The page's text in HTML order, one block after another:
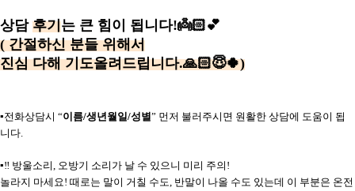
상담 후기는 큰 힘이 됩니다!👼🏻💕
( 간절하신 분들 위해서
진심 다해 기도올려드립니다.🙏🏻😇🍀)
▪️전화상담시 “이름/생년월일/성별 ” 먼저 불러주시면 원활한 상담에 도움이 됩
니다.
▪️‼️ 방울소리, 오방기 소리가 날 수 있으니 미리 주의!
놀라지 마세요! 때로는 말이 거칠 수도, 반말이 나올 수도 있는데 이 부분은 온전